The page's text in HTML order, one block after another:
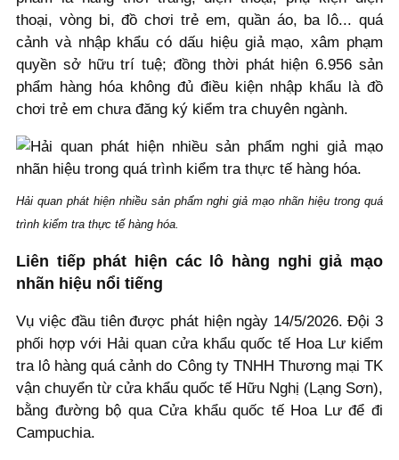
thoại, vòng bi, đồ chơi trẻ em, quần áo, ba lô... quá
cảnh và nhập khẩu có dấu hiệu giả mạo, xâm phạm
quyền sở hữu trí tuệ; đồng thời phát hiện 6.956 sản
phẩm hàng hóa không đủ điều kiện nhập khẩu là đồ
chơi trẻ em chưa đăng ký kiểm tra chuyên ngành.
Hải quan phát hiện nhiều sản phẩm nghi giả mạo nhãn hiệu trong quá
trình kiểm tra thực tế hàng hóa.
Liên tiếp phát hiện các lô hàng nghi giả mạo
nhãn hiệu nổi tiếng
Vụ việc đầu tiên được phát hiện ngày 14/5/2026. Đội 3
phối hợp với Hải quan cửa khẩu quốc tế Hoa Lư kiểm
tra lô hàng quá cảnh do Công ty TNHH Thương mại TK
vận chuyển từ cửa khẩu quốc tế Hữu Nghị (Lạng Sơn),
bằng đường bộ qua Cửa khẩu quốc tế Hoa Lư để đi
Campuchia.